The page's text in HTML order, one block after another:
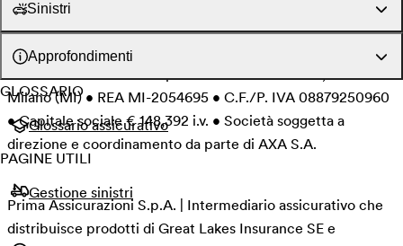
Sinistri
Approfondimenti
GLOSSARIO
Glossario assicurativo
PAGINE UTILI
Gestione sinistri
Cookie policy
Informativa clienti iptiQ
© Prima Assicurazioni S.p.A. • Piazzale Loreto 17, 20131
Milano (MI) • REA MI-2054695 • C.F./P. IVA 08879250960
• Capitale sociale € 148,392 i.v. • Società soggetta a
direzione e coordinamento da parte di AXA S.A.
Prima Assicurazioni S.p.A. | Intermediario assicurativo che
distribuisce prodotti di Great Lakes Insurance SE e